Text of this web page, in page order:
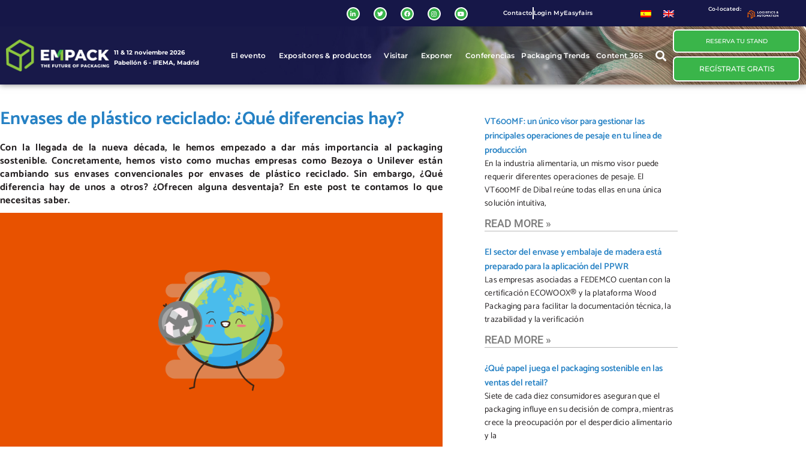
Contacto Login MyEasyfairs
Co-located:
11 & 12 noviembre 2026
Pabellón 6 - IFEMA, Madrid
El evento Expositores & productos Visitar Exponer Conferencias Packaging Trends Content 365
RESERVA TU STAND
REGÍSTRATE GRATIS
Envases de plástico reciclado: ¿Qué diferencias hay?
Con la llegada de la nueva década, le hemos empezado a dar más importancia al packaging
sostenible. Concretamente, hemos visto como muchas empresas como Bezoya o Unilever están
cambiando sus envases convencionales por envases de plástico reciclado. Sin embargo, ¿Qué
diferencia hay de unos a otros? ¿Ofrecen alguna desventaja? En este post te contamos lo que
necesitas saber.
VT600MF: un único visor para gestionar las
principales operaciones de pesaje en tu línea de
producción
En la industria alimentaria, un mismo visor puede
requerir diferentes operaciones de pesaje. El
VT600MF de Dibal reúne todas ellas en una única
solución intuitiva,
READ MORE »
El sector del envase y embalaje de madera está
preparado para la aplicación del PPWR
Las empresas asociadas a FEDEMCO cuentan con la
certificación ECOWOOX® y la plataforma Wood
Packaging para facilitar la documentación técnica, la
trazabilidad y la verificación
READ MORE »
¿Qué papel juega el packaging sostenible en las
ventas del retail?
Siete de cada diez consumidores aseguran que el
packaging influye en su decisión de compra, mientras
crece la preocupación por el desperdicio alimentario
y la